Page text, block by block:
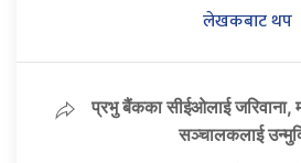
लेखकबाट थप
प्रभु बैंकका सीईओलाई
सञ्चालकलाई